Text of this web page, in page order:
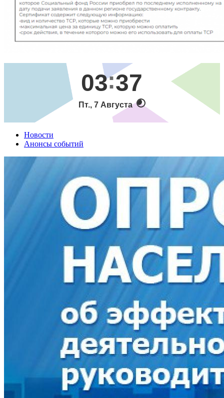
03 37
Пт., 7 Августа
Новости
Анонсы событий